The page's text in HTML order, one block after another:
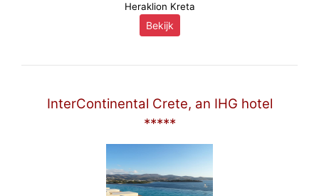
Heraklion Kreta
Bekijk
InterContinental Crete, an IHG hotel
*****